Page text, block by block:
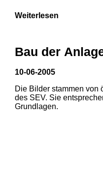
1 2
Weiterlesen
Bau der
10-06-2005
Die Bilder stammen von
des SEV. Sie
Grundlagen.